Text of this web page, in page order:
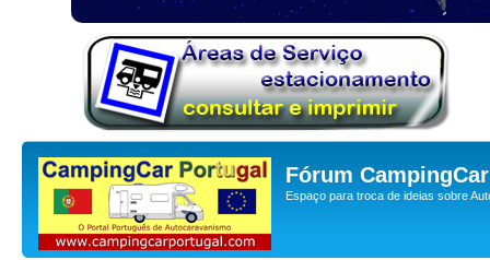
Fórum
Espaço para troca de ideias sobre